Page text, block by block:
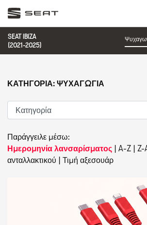
SEAT IBIZA
(2021-2025)
Παράγγειλε μέσω:
Ημερομηνία λανσαρίσματος | A-Z | Z-
ανταλλακτικού | Τιμή αξεσουάρ
ΚΑΤΗΓΟΡΊΑ: ΨΥΧΑΓΩΓΊΑ